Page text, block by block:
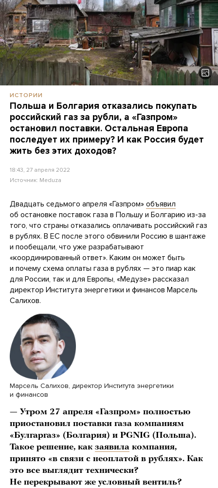
ИСТОРИИ
Польша и Болгария отказались покупать
российский газ за рубли, а «Газпром»
остановил поставки. Остальная Европа
последует их примеру? И как Россия будет
жить без этих доходов?
18:43, 27 апреля 2022
Источник: Meduza
Двадцать седьмого апреля «Газпром» объявил
об остановке поставок газа в Польшу и Болгарию из-за
того, что страны отказались оплачивать российский газ
в рублях. В ЕС после этого обвинили Россию в шантаже
и пообещали, что уже разрабатывают
«координированный ответ». Каким он может быть
и почему схема оплаты газа в рублях — это пиар как
для России, так и для Европы, «Медузе» рассказал
директор Института энергетики и финансов Марсель
Салихов.
Марсель Салихов, директор Института энергетики
и финансов
— Утром 27 апреля «Газпром» полностью
приостановил поставки газа компаниям
«Булгаргаз» (Болгария) и PGNIG (Польша).
Такое решение, как заявила компания,
принято «в связи с неоплатой в рублях». Как
это все выглядит технически?
Не перекрывают же условный вентиль?